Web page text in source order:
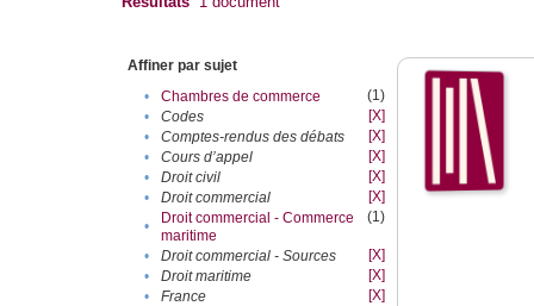
Affiner par sujet
•
Chambres de commerce
(1)
•
Codes
[X]
•
Comptes-rendus des débats
[X]
•
Cours d’appel
[X]
•
Droit civil
[X]
•
Droit commercial
[X]
•
Droit commercial - Commerce
maritime
(1)
• Droit commercial - Sources
[X]
•
Droit maritime
[X]
•
France
[X]